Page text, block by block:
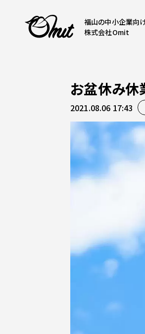
福山の中小企業向
株式会社Omit
お盆休み休
2021.08.06 17:43